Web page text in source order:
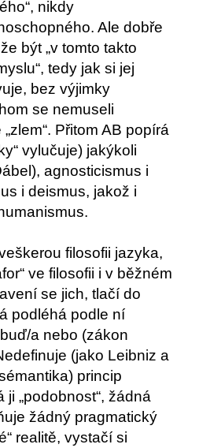
nikdy
Ale dobře
být „v tomto takto
tedy jak si jej
bez výjimky
se nemuseli
Přitom AB popírá
vylučuje) jakýkoli
agnosticismus i
i deismus, jakož i
filosofii jazyka,
ve filosofii i v běžném
se jich, tlačí do
podléhá podle ní
a nebo (zákon
(jako Leibniz a
princip
„podobnost“, žádná
žádný pragmatický
realitě, vystačí si